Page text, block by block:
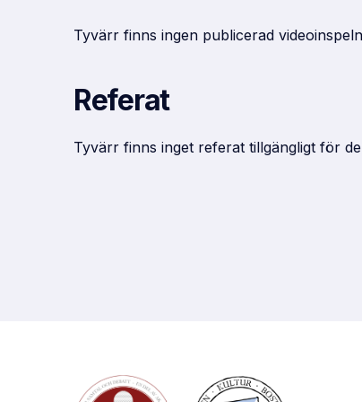
Tyvärr finns ingen publicerad
Referat
Tyvärr finns inget referat tillgängligt för